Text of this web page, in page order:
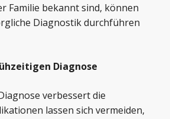
Familie bekannt sind, können
Diagnostik durchführen
Diagnose
verbessert die
lassen sich vermeiden,